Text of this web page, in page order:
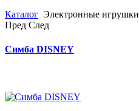
Каталог Электронные игрушки
Пред След
Симба DISNEY